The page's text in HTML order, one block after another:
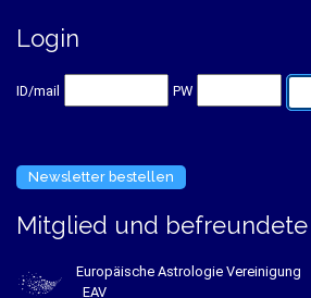
Login
ID/mail PW
Newsletter bestellen
Mitglied und befreundete
Europäische Astrologie Vereinigung
EAV